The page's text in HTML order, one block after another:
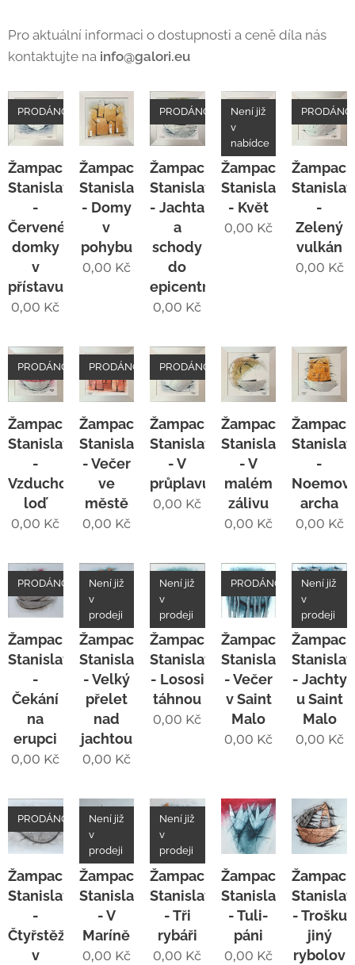
Pro aktuální informaci o dostupnosti a ceně díla nás
kontaktujte na info@galori.eu
Žampach
Stanislav
-
Červené
domky
v
přístavu
PRODÁNO
0,00 Kč
Žampach
Stanislav
- Domy
v
pohybu
0,00 Kč
Žampach
Stanislav
- Jachta
a
schody
do
epicentra
PRODÁNO
0,00 Kč
Žampach
Stanislav
- Květ
Není již
v
nabídce
0,00 Kč
Žampach
Stanislav
-
Zelený
vulkán
PRODÁNO
0,00 Kč
Žampach
Stanislav
-
Vzducho-
loď
PRODÁNO
0,00 Kč
Žampach
Stanislav
- Večer
ve
městě
PRODÁNO
0,00 Kč
Žampach
Stanislav
- V
průplavu
PRODÁNO
0,00 Kč
Žampach
Stanislav
- V
malém
zálivu
0,00 Kč
Žampach
Stanislav
-
archa
0,00 Kč
Žampach
Stanislav
-
Čekání
na
erupci
PRODÁNO
0,00 Kč
Žampach
Stanislav
- Velký
přelet
nad
jachtou
Není již
v
prodeji
0,00 Kč
Žampach
Stanislav
- Lososi
táhnou
Není již
v
prodeji
0,00 Kč
Žampach
Stanislav
- Večer
v Saint
Malo
PRODÁNO
0,00 Kč
Žampach
Stanislav
- Jachty
u Saint
Malo
Není již
v
prodeji
0,00 Kč
Žampach
Stanislav
-
Čtyřstěžník
v
PRODÁNO
Žampach
Stanislav
- V
Maríně
Není již
v
prodeji
0,00 Kč
Žampach
Stanislav
- Tři
rybáři
Není již
v
prodeji
0,00 Kč
Žampach
Stanislav
- Tuli-
páni
0,00 Kč
Žampach
Stanislav
- Trošku
jiný
rybolov